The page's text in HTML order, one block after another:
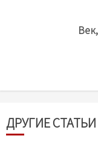
ДРУГИЕ СТАТЬИ